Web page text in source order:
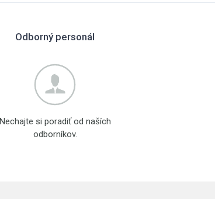
Odborný personál
Nechajte si poradiť od naších
odborníkov.